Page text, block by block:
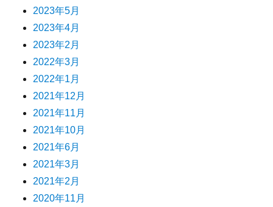
2023年5月
2023年4月
2023年2月
2022年3月
2022年1月
2021年12月
2021年11月
2021年10月
2021年6月
2021年3月
2021年2月
2020年11月